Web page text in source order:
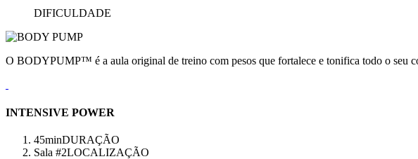
DIFICULDADE
O BODYPUMP™ é a aula original de treino com pesos que fortalece e tonifica todo o seu
INTENSIVE POWER
45minDURAÇÃO
Sala #2LOCALIZAÇÃO